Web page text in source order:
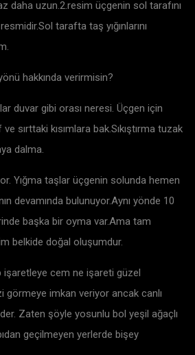
daha uzun.2.resim üçgenin sol tarafını
tarafta taş yığınlarını
hakkında verirmisin?
duvar gibi orası neresi. Üçgen için
sırttaki kısımlara bak.Sıkıştırma tuzak
dalma.
Yığma taşlar üçgenin solunda hemen
devamında bulunuyor.Aynı yönde 10
başka bir oyma var.Ama tam
belkide doğal oluşumdur.
işaretleye cem ne işareti güzel
görmeye imkan veriyor ancak canlı
Zaten şöyle yosunlu bol yeşil ağaçlı
geçilmeyen yerlerde bişey